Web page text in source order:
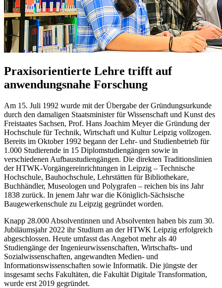
Praxisorientierte Lehre trifft auf
anwendungsnahe Forschung
Am 15. Juli 1992 wurde mit der Übergabe der Gründungsurkunde
durch den damaligen Staatsminister für Wissenschaft und Kunst des
Freistaates Sachsen, Prof. Hans Joachim Meyer die Gründung der
Hochschule für Technik, Wirtschaft und Kultur Leipzig vollzogen.
Bereits im Oktober 1992 begann der Lehr- und Studienbetrieb für
1.000 Studierende in 15 Diplomstudiengängen sowie in
verschiedenen Aufbaustudiengängen. Die direkten Traditionslinien
der HTWK-Vorgängereinrichtungen in Leipzig – Technische
Hochschule, Bauhochschule, Lehrstätten für Bibliothekare,
Buchhändler, Museologen und Polygrafen – reichen bis ins Jahr
1838 zurück. In jenem Jahr war die Königlich-Sächsische
Baugewerkenschule zu Leipzig gegründet worden.
Knapp 28.000 Absolventinnen und Absolventen haben bis zum 30.
Jubiläumsjahr 2022 ihr Studium an der HTWK Leipzig erfolgreich
abgeschlossen. Heute umfasst das Angebot mehr als 40
Studiengänge der Ingenieurwissenschaften, Wirtschafts- und
Sozialwissenschaften, angewandten Medien- und
Informationswissenschaften sowie Informatik. Die jüngste der
insgesamt sechs Fakultäten, die Fakultät Digitale Transformation,
wurde erst 2019 gegründet.